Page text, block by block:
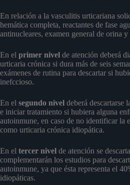
En relación a la vasculitis urticariana
hemática completa, reactantes de fase
antinucleares, examen general de orina y
En el primer nivel de atención deberá
urticaria crónica si dura más de seis
exámenes de rutina para descartar si
inefccioso.
En el segundo nivel deberá descartarse
e iniciar tratamiento si hubiera alguna
autoinmune, en caso de no identificar la
como urticaria crónica idiopática.
En el tercer nivel de atención se
complementarán los estudios para
autoinmune, ya que ésta representa el
idiopáticas.